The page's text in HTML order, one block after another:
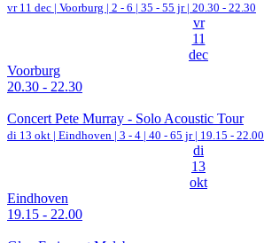
vr 11 dec | Voorburg | 2 - 6 | 35 - 55 jr | 20.30 - 22.30
vr
11
dec
Voorburg
20.30 - 22.30
Concert Pete Murray - Solo Acoustic Tour
di 13 okt | Eindhoven | 3 - 4 | 40 - 65 jr | 19.15 - 22.00
di
13
okt
Eindhoven
19.15 - 22.00